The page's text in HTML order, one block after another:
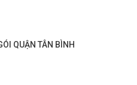
QUẬN TÂN BÌNH